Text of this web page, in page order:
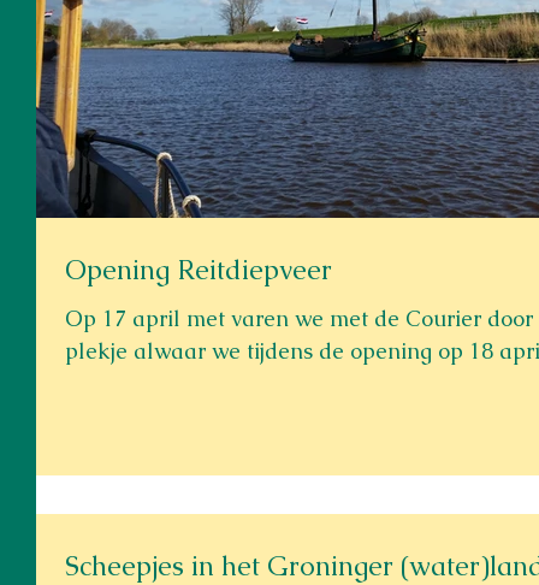
Opening Reitdiepveer
Op 17 april met varen we met de Courier door het Reitdiep naar een prachtig
plekje alwaar we tijdens de opening op 18
Scheepjes in het Groninger